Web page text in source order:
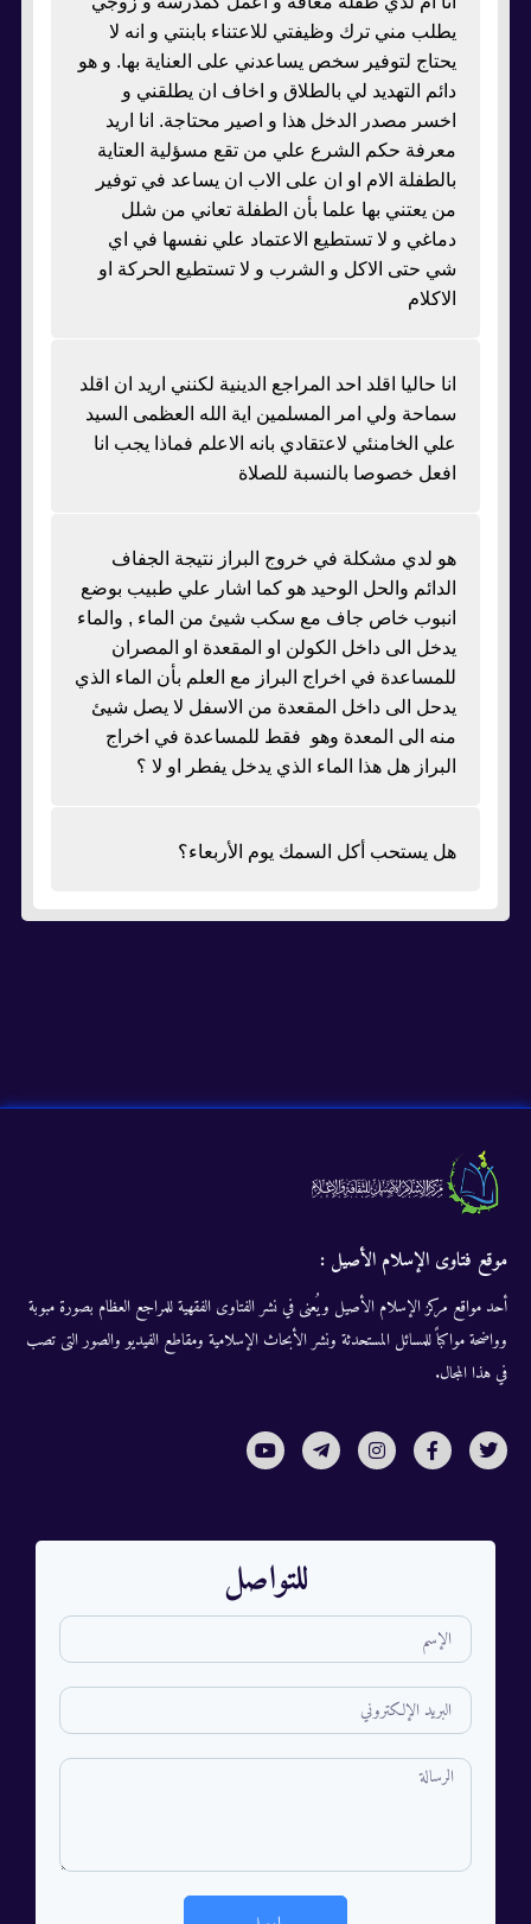
يطلب مني ترك وظيفتي للاعتناء بابنتي و انه لا
يحتاج لتوفير سخص يساعدني على العناية بها. و هو
دائم التهديد لي بالطلاق و اخاف ان يطلقني و
اخسر مصدر الدخل هذا و اصير محتاجة. انا اريد
معرفة حكم الشرع علي من تقع مسؤلية العتاية
بالطفلة الام او ان على الاب ان يساعد في توفير
من يعتني بها علما بأن الطفلة تعاني من شلل
دماغي و لا تستطيع الاعتماد علي نفسها في اي
شي حتى الاكل و الشرب و لا تستطيع الحركة او
الاكلام
انا حاليا اقلد احد المراجع الدينية لكنني اريد ان اقلد
سماحة ولي امر المسلمين اية الله العظمى السيد
علي الخامنئي لاعتقادي بانه الاعلم فماذا يجب انا
افعل خصوصا بالنسبة للصلاة
هو لدي مشكلة في خروج البراز نتيجة الجفاف
الدائم والحل الوحيد هو كما اشار علي طبيب بوضع
انبوب خاص جاف مع سكب شيئ من الماء , والماء
يدخل الى داخل الكولن او المقعدة او المصران
للمساعدة في اخراج البراز مع العلم بأن الماء الذي
يدحل الى داخل المقعدة من الاسفل لا يصل شيئ
منه الى المعدة وهو فقط للمساعدة في اخراج
البراز هل هذا الماء الذي يدخل يفطر او لا ؟
هل يستحب أكل السمك يوم الأربعاء؟
موقع فتاوى الإسلام الأصيل :
أحد مواقع مركز الإسلام الأصيل ويُعنى في نشر الفتاوى الفقهية للمراجع العظام بصورة مبوبة
وواضحة مواكباً للمسائل المستحدثة ونشر الأبحاث الإسلامية ومقاطع الفيديو والصور التى تصب
في هذا المجال.
للتواصل